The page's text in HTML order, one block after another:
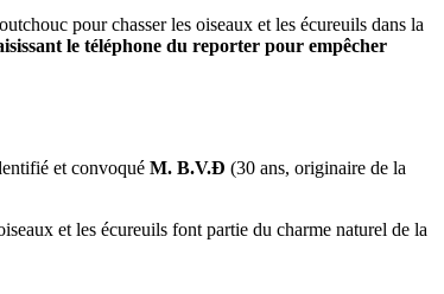
pour chasser les oiseaux et les écureuils dans la
le téléphone du reporter pour empêcher
et convoqué M. B.V.Đ (30 ans, originaire de la
et les écureuils font partie du charme naturel de la